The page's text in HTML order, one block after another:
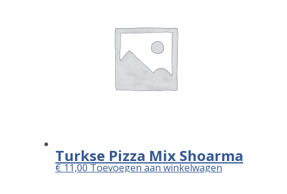
Turkse Pizza Mix Shoarma
€11,00Toevoegen aan winkelwagen